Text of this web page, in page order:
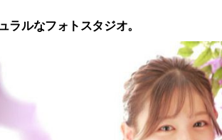
ラルなフォトスタジオ。